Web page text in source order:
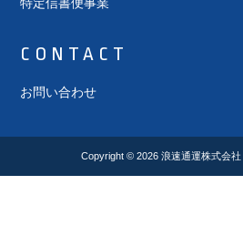
CONTACT
お問い合わせ
Copyright © 2026 浪速通運株式会社